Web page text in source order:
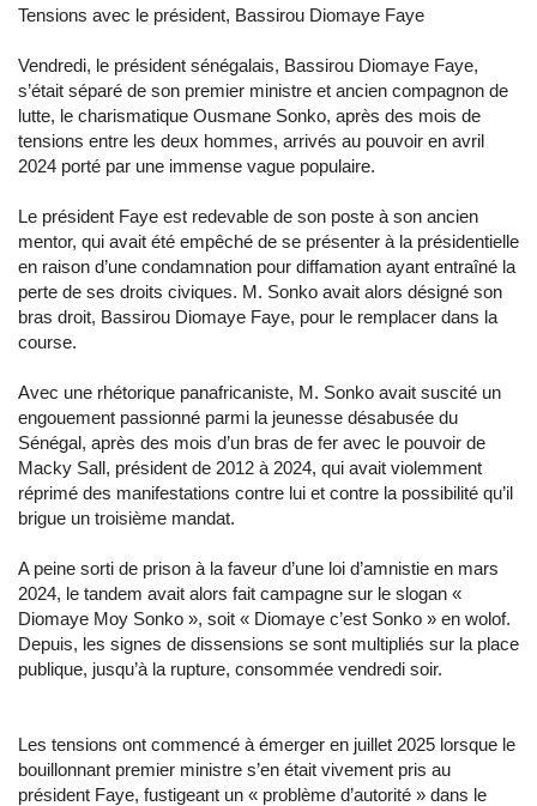
Tensions avec le président, Bassirou Diomaye Faye
Vendredi, le président sénégalais, Bassirou Diomaye Faye,
s’était séparé de son premier ministre et ancien compagnon de
lutte, le charismatique Ousmane Sonko, après des mois de
tensions entre les deux hommes, arrivés au pouvoir en avril
2024 porté par une immense vague populaire.
Le président Faye est redevable de son poste à son ancien
mentor, qui avait été empêché de se présenter à la présidentielle
en raison d’une condamnation pour diffamation ayant entraîné la
perte de ses droits civiques. M. Sonko avait alors désigné son
bras droit, Bassirou Diomaye Faye, pour le remplacer dans la
course.
Avec une rhétorique panafricaniste, M. Sonko avait suscité un
engouement passionné parmi la jeunesse désabusée du
Sénégal, après des mois d’un bras de fer avec le pouvoir de
Macky Sall, président de 2012 à 2024, qui avait violemment
réprimé des manifestations contre lui et contre la possibilité qu’il
brigue un troisième mandat.
A peine sorti de prison à la faveur d’une loi d’amnistie en mars
2024, le tandem avait alors fait campagne sur le slogan «
Diomaye Moy Sonko », soit « Diomaye c’est Sonko » en wolof.
Depuis, les signes de dissensions se sont multipliés sur la place
publique, jusqu’à la rupture, consommée vendredi soir.
Les tensions ont commencé à émerger en juillet 2025 lorsque le
bouillonnant premier ministre s’en était vivement pris au
président Faye, fustigeant un « problème d’autorité » dans le